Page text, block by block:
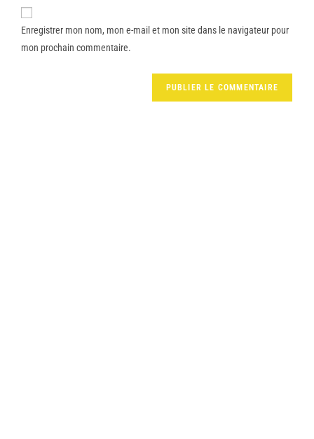
Enregistrer mon nom, mon e-mail et mon site dans le navigateur pour
mon prochain commentaire.